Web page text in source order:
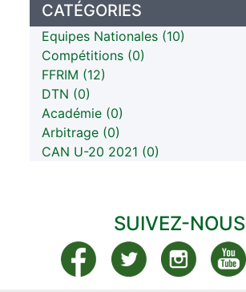
CATÉGORIES
Equipes Nationales (10)
Compétitions (0)
FFRIM (12)
DTN (0)
Académie (0)
Arbitrage (0)
CAN U-20 2021 (0)
SUIVEZ-NOUS